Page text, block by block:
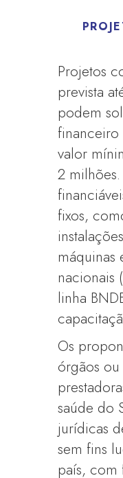
Projetos
prevista
podem
valor
2
fixos,
máquinas
nacionais
linha
Os
órgãos
saúde do
jurídicas
sem fins
país, com